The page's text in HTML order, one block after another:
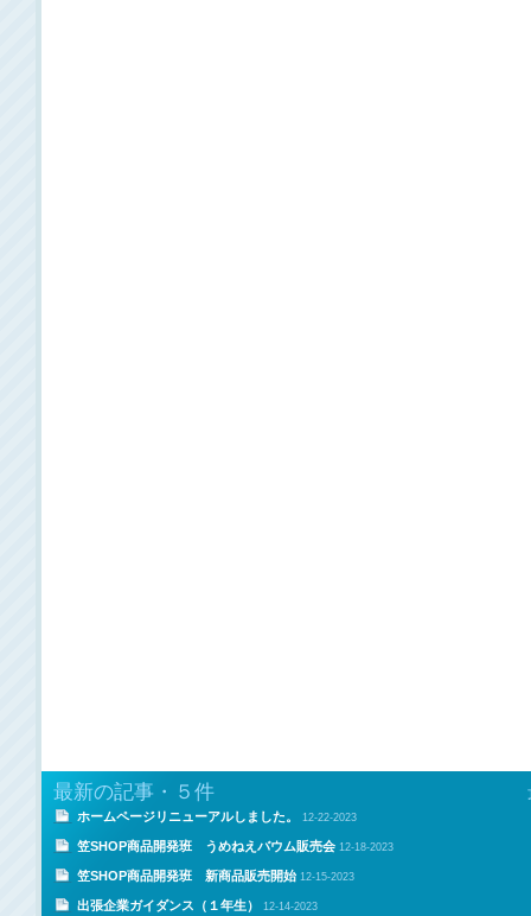
最新の記事・５件
ホームページリニューアルしました。 12-22-2023
笠SHOP商品開発班 うめねえバウム販売会 12-18-2023
笠SHOP商品開発班 新商品販売開始 12-15-2023
出張企業ガイダンス（１年生） 12-14-2023